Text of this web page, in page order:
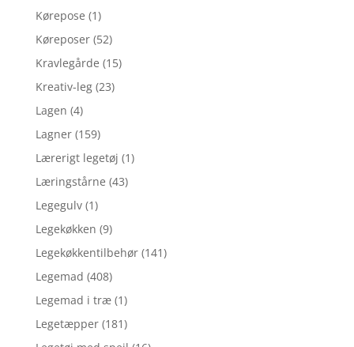
Kørepose (1)
Køreposer (52)
Kravlegårde (15)
Kreativ-leg (23)
Lagen (4)
Lagner (159)
Lærerigt legetøj (1)
Læringstårne (43)
Legegulv (1)
Legekøkken (9)
Legekøkkentilbehør (141)
Legemad (408)
Legemad i træ (1)
Legetæpper (181)